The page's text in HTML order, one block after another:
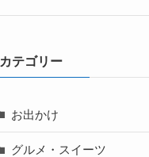
カテゴリー
お出かけ
グルメ・スイーツ